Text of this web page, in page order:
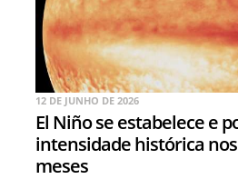
12 DE JUNHO DE 2026
El Niño se estabelece e
intensidade histórica
meses